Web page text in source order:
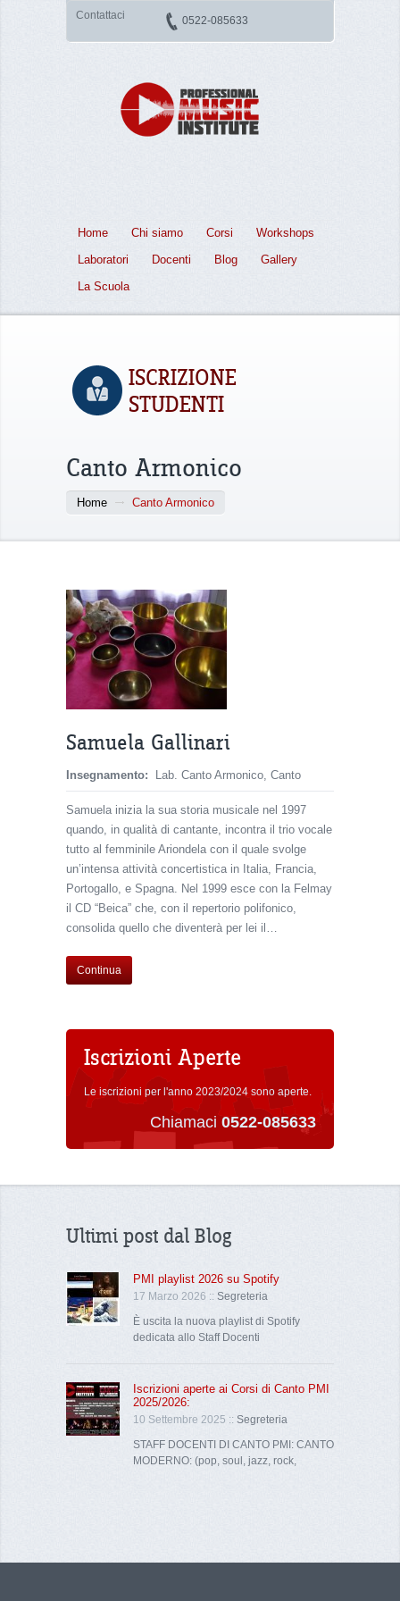
Contattaci 0522-085633
Home Chi siamo Corsi
Workshops
Laboratori
Docenti Blog
Gallery
La Scuola
ISCRIZIONE
STUDENTI
Canto Armonico
Home Canto Armonico
Samuela Gallinari
Insegnamento: Lab. Canto Armonico, Canto
Samuela inizia la sua storia musicale nel 1997
quando, in qualità di cantante, incontra il trio vocale
tutto al femminile Ariondela con il quale svolge
un’intensa attività concertistica in Italia, Francia,
Portogallo, e Spagna. Nel 1999 esce con la Felmay
il CD “Beica” che, con il repertorio polifonico,
consolida quello che diventerà per lei il…
Continua
Iscrizioni Aperte
Le iscrizioni per l'anno 2023/2024 sono aperte.
Chiamaci 0522-085633
Ultimi post dal Blog
PMI playlist 2026 su Spotify
17 Marzo 2026 :: Segreteria
È uscita la nuova playlist di Spotify
dedicata allo Staff Docenti
Iscrizioni aperte ai Corsi di Canto PMI
2025/2026:
10 Settembre 2025 :: Segreteria
STAFF DOCENTI DI CANTO PMI: CANTO
MODERNO: (pop, soul, jazz, rock,